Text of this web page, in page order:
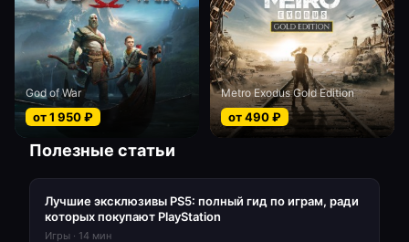
God of War
от1 950₽
Metro Exodus Gold Edition
от490₽
Полезные статьи
Лучшие эксклюзивы PS5: полный гид по играм, ради
которых покупают PlayStation
Игры · 14 мин